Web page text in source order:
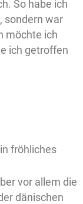
So habe ich
sondern war
möchte ich
ich getroffen
fröhliches
vor allem die
dänischen